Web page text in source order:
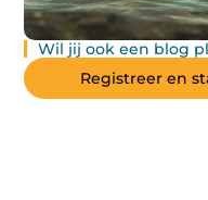
Wil jij ook een blog
Registreer en